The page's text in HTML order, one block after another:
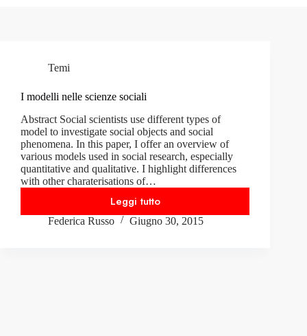
Temi
I modelli nelle scienze sociali
Abstract Social scientists use different types of
model to investigate social objects and social
phenomena. In this paper, I offer an overview of
various models used in social research, especially
quantitative and qualitative. I highlight differences
with other charaterisations of…
Leggi tutto
I
modelli
Federica Russo Giugno 30, 2015